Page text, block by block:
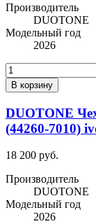
Производитель
DUOTONE
Модельный год
2026
В корзину
DUOTONE
(44260-7010)
18 200 руб.
Производитель
DUOTONE
Модельный год
2026